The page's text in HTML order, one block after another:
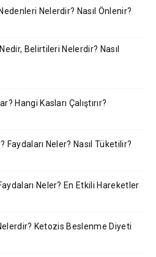
Nelerdir? Nasıl Önlenir?
Belirtileri Nelerdir? Nasıl
Hangi Kasları Çalıştırır?
Faydaları Neler? Nasıl Tüketilir?
Neler? En Etkili Hareketler
Ketozis Beslenme Diyeti